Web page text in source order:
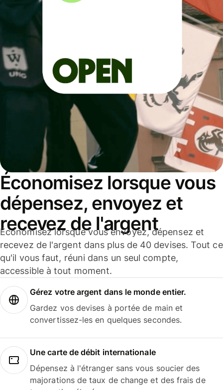
Économisez lorsque vous
dépensez, envoyez et
recevez de l'argent
Économisez lorsque vous envoyez, dépensez et
recevez de l'argent dans plus de 40 devises. Tout ce
qu'il vous faut, réuni dans un seul compte,
accessible à tout moment.
Gérez votre argent dans le monde entier.
Gardez vos devises à portée de main et
convertissez-les en quelques secondes.
Une carte de débit internationale
Dépensez à l'étranger sans vous soucier des
majorations de taux de change et des frais de